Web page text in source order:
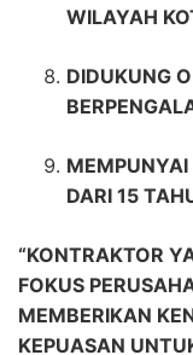
WILAYAH
DIDUKUNG
DARI 15
“KONTRAKTOR
FOKUS
MEMBERIKAN
KEPUASAN